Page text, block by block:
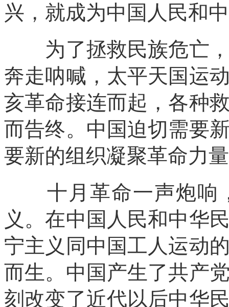
兴，就成为中国人民和
为了拯救民族危亡，
奔走呐喊，太平天国运
亥革命接连而起，各种
而告终。中国迫切需要
要新的组织凝聚革命力
十月革命一声炮响
义。在中国人民和中华
宁主义同中国工人运动
而生。中国产生了共产
刻改变了近代以后中华